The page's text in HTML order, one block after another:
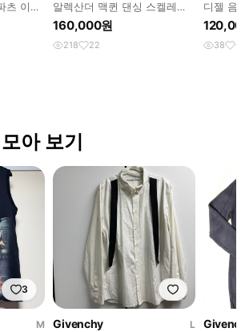
츠 이어
알렉산더 맥퀸 댄싱 스켈레톤
링
160,000원
218 22
디젤 음
38 6
아 보기
3
M
Givenchy
L